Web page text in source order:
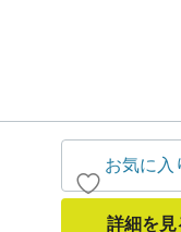
お気に入
詳細を見